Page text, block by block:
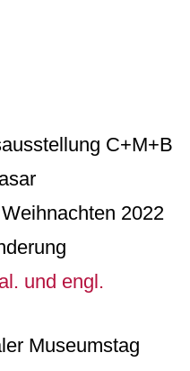
C+M+B
2022
und engl.
Museumstag